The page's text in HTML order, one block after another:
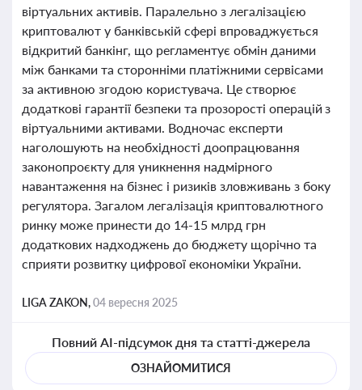
віртуальних активів. Паралельно з легалізацією
криптовалют у банківській сфері впроваджується
відкритий банкінг, що регламентує обмін даними
між банками та сторонніми платіжними сервісами
за активною згодою користувача. Це створює
додаткові гарантії безпеки та прозорості операцій з
віртуальними активами. Водночас експерти
наголошують на необхідності доопрацювання
законопроєкту для уникнення надмірного
навантаження на бізнес і ризиків зловживань з боку
регулятора. Загалом легалізація криптовалютного
ринку може принести до 14-15 млрд грн
додаткових надходжень до бюджету щорічно та
сприяти розвитку цифрової економіки України.
LIGA ZAKON,04 вересня 2025
Повний AI-підсумок дня та статті-джерела
ОЗНАЙОМИТИСЯ